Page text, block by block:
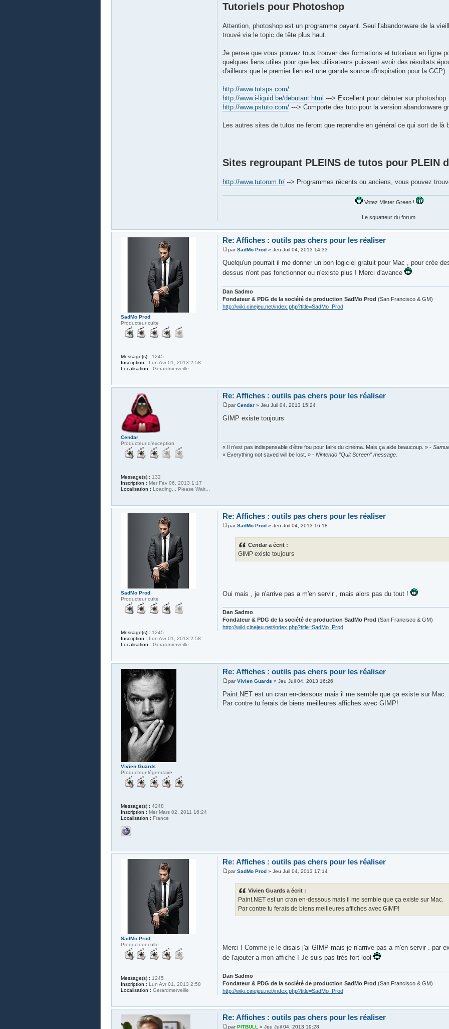
Tutoriels pour Photoshop
Attention, photoshop est un programme payant. Seul l'abandonware de la
trouvé via le topic de tête plus haut.
Je pense que vous pouvez tous trouver des formations et tutoriaux en ligne
quelques liens utiles pour que les utilisateurs puissent avoir des résultats
d'ailleurs que le premier lien est une grande source d'inspiration pour la GCP)
http://www.tutsps.com/
http://www.i-liquid.be/debutant.html ---> Excellent pour débuter sur photoshop
http://www.pstuto.com/---> Comporte des tuto pour la version abandonware
Les autres sites de tutos ne feront que reprendre en général ce qui sort de là
Sites regroupant PLEINS de tutos pour PLEIN
http://www.tutorom.fr/--> Programmes récents ou anciens, vous pouvez
Votez Mister Green !
Le squatteur du forum.
Re: Affiches : outils pas chers pour les réaliser
parSadMo Prod» Jeu Juil 04, 2013 14:33
Quelqu'un pourrait il me donner un bon logiciel gratuit pour Mac , pour crée
dessus n'ont pas fonctionner ou n'existe plus ! Merci d'avance
Dan Sadmo
Fondateur & PDG de la société de production SadMo Prod (San Francisco & GM)
http://wiki.cinejeu.net/index.php?title=SadMo_Prod
SadMo Prod
Producteur culte
Message(s) : 1245
Inscription : Lun Avr 01, 2013 2:58
Localisation : Gerardmerveille
Re: Affiches : outils pas chers pour les réaliser
parCendar» Jeu Juil 04, 2013 15:24
GIMP existe toujours
« Il n’est pas indispensable d’être fou pour faire du cinéma. Mais ça aide beaucoup. » -
« Everything not saved will be lost. » - Nintendo "Quit Screen" message.
Cendar
Producteur d'exception
Message(s) : 132
Inscription : Mer Fév 06, 2013 1:17
Localisation : Loading... Please Wait...
Re: Affiches : outils pas chers pour les réaliser
parSadMo Prod» Jeu Juil 04, 2013 16:18
Cendar a écrit :
GIMP existe toujours
Oui mais , je n'arrive pas a m'en servir , mais alors pas du tout !
Dan Sadmo
Fondateur & PDG de la société de production SadMo Prod (San Francisco & GM)
http://wiki.cinejeu.net/index.php?title=SadMo_Prod
SadMo Prod
Producteur culte
Message(s) : 1245
Inscription : Lun Avr 01, 2013 2:58
Localisation : Gerardmerveille
Re: Affiches : outils pas chers pour les réaliser
parVivien Guards » Jeu Juil 04, 2013 16:26
Paint.NET est un cran en-dessous mais il me semble que ça existe sur Mac.
Par contre tu ferais de biens meilleures affiches avec GIMP!
Vivien Guards
Producteur légendaire
Message(s) : 4248
Inscription : Mer Mars 02, 2011 16:24
Localisation : France
Re: Affiches : outils pas chers pour les réaliser
parSadMo Prod» Jeu Juil 04, 2013 17:14
Vivien Guards a écrit :
Paint.NET est un cran en-dessous mais il me semble que ça existe sur Mac.
Par contre tu ferais de biens meilleures affiches avec GIMP!
Merci ! Comme je le disais j'ai GIMP mais je n'arrive pas a m'en servir . par
de l'ajouter a mon affiche ! Je suis pas très fort lool
Dan Sadmo
Fondateur & PDG de la société de production SadMo Prod (San Francisco & GM)
http://wiki.cinejeu.net/index.php?title=SadMo_Prod
SadMo Prod
Producteur culte
Message(s) : 1245
Inscription : Lun Avr 01, 2013 2:58
Localisation : Gerardmerveille
Re: Affiches : outils pas chers pour les réaliser
parPITBULL» Jeu Juil 04, 2013 19:28